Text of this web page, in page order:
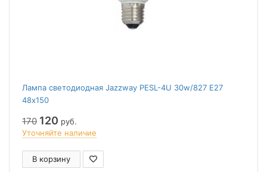
Лампа светодиодная Jazzway PESL-4U 30w/827 E27
48х150
170 120 руб.
Уточняйте наличие
В корзину